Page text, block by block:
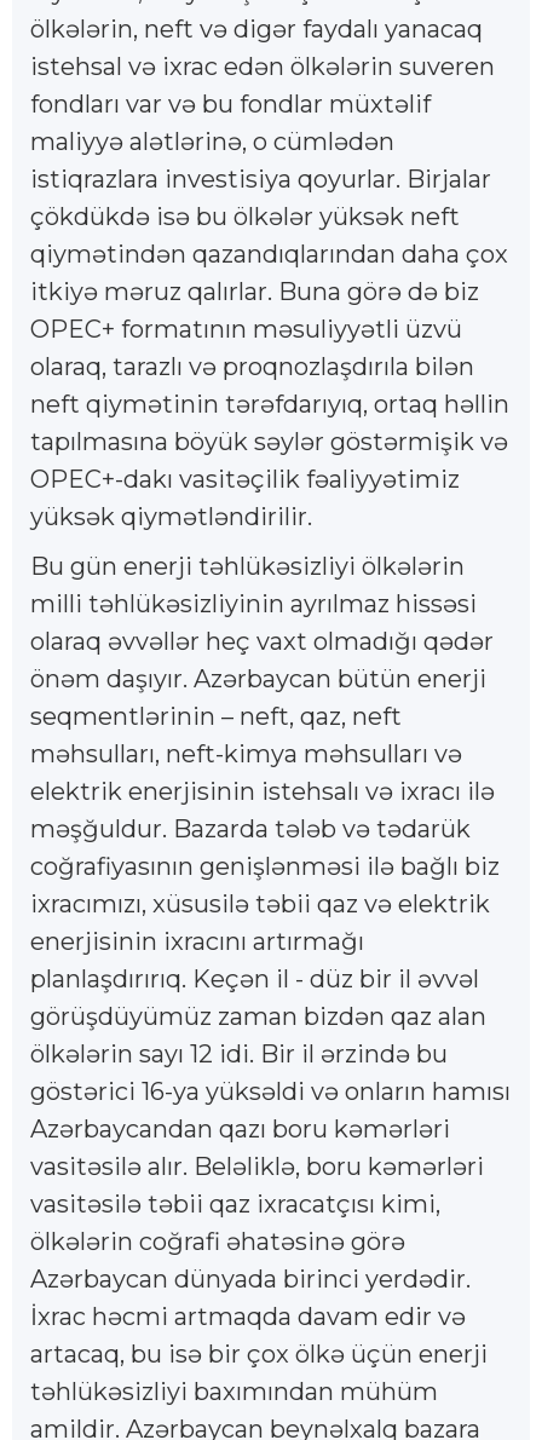
ölkələrin, neft və digər faydalı yanacaq
istehsal və ixrac edən ölkələrin suveren
fondları var və bu fondlar müxtəlif
maliyyə alətlərinə, o cümlədən
istiqrazlara investisiya qoyurlar. Birjalar
çökdükdə isə bu ölkələr yüksək neft
qiymətindən qazandıqlarından daha çox
itkiyə məruz qalırlar. Buna görə də biz
OPEC+ formatının məsuliyyətli üzvü
olaraq, tarazlı və proqnozlaşdırıla bilən
neft qiymətinin tərəfdarıyıq, ortaq həllin
tapılmasına böyük səylər göstərmişik və
OPEC+-dakı vasitəçilik fəaliyyətimiz
yüksək qiymətləndirilir.
Bu gün enerji təhlükəsizliyi ölkələrin
milli təhlükəsizliyinin ayrılmaz hissəsi
olaraq əvvəllər heç vaxt olmadığı qədər
önəm daşıyır. Azərbaycan bütün enerji
seqmentlərinin – neft, qaz, neft
məhsulları, neft-kimya məhsulları və
elektrik enerjisinin istehsalı və ixracı ilə
məşğuldur. Bazarda tələb və tədarük
coğrafiyasının genişlənməsi ilə bağlı biz
ixracımızı, xüsusilə təbii qaz və elektrik
enerjisinin ixracını artırmağı
planlaşdırırıq. Keçən il - düz bir il əvvəl
görüşdüyümüz zaman bizdən qaz alan
ölkələrin sayı 12 idi. Bir il ərzində bu
göstərici 16-ya yüksəldi və onların hamısı
Azərbaycandan qazı boru kəmərləri
vasitəsilə alır. Beləliklə, boru kəmərləri
vasitəsilə təbii qaz ixracatçısı kimi,
ölkələrin coğrafi əhatəsinə görə
Azərbaycan dünyada birinci yerdədir.
İxrac həcmi artmaqda davam edir və
artacaq, bu isə bir çox ölkə üçün enerji
təhlükəsizliyi baxımından mühüm
amildir. Azərbaycan beynəlxalq bazara